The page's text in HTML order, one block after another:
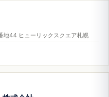
地44 ヒューリックスクエア札幌